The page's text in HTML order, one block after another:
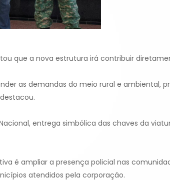
que a nova estrutura irá contribuir
as demandas do meio rural e ambiental,
entrega simbólica das chaves da
é ampliar a presença policial nas
atendidos pela corporação.